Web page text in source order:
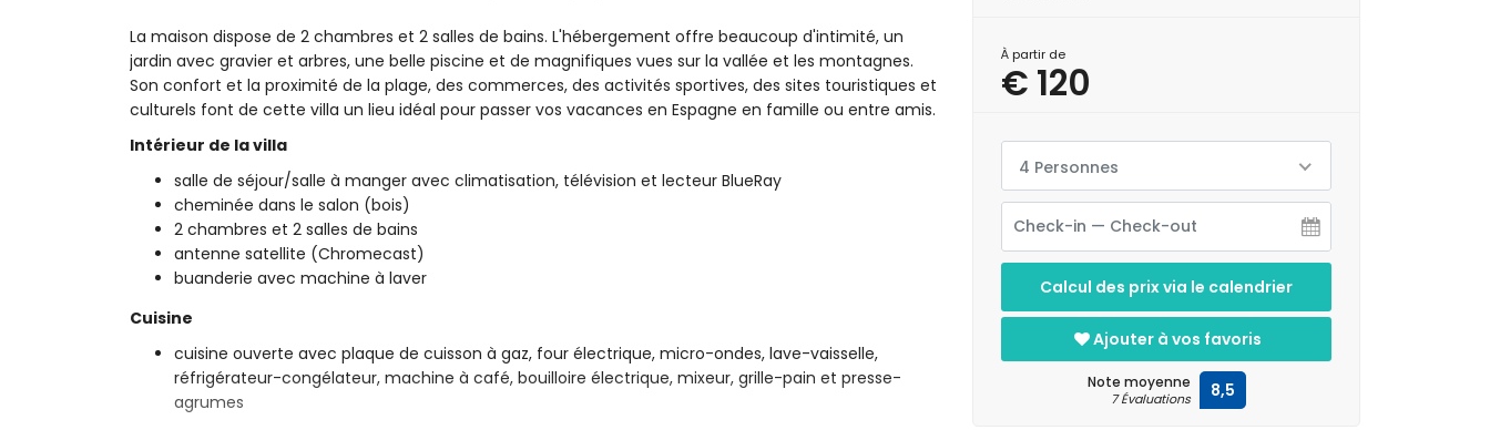
La maison dispose de 2 chambres et 2 salles de bains. L'hébergement offre beaucoup d'intimité, un
jardin avec gravier et arbres, une belle piscine et de magnifiques vues sur la vallée et les montagnes.
Son confort et la proximité de la plage, des commerces, des activités sportives, des sites touristiques et
culturels font de cette villa un lieu idéal pour passer vos vacances en Espagne en famille ou entre amis.
Intérieur de la villa
salle de séjour/salle à manger avec climatisation, télévision et lecteur BlueRay
cheminée dans le salon (bois)
2 chambres et 2 salles de bains
antenne satellite (Chromecast)
buanderie avec machine à laver
Cuisine
cuisine ouverte avec plaque de cuisson à gaz, four électrique, micro-ondes, lave-vaisselle,
réfrigérateur-congélateur, machine à café, bouilloire électrique, mixeur, grille-pain et presse-
agrumes
À partir de
€ 120
4 Personnes
Calcul des prix via le calendrier
Ajouter à vos favoris
Note moyenne
7 Évaluations 8,5